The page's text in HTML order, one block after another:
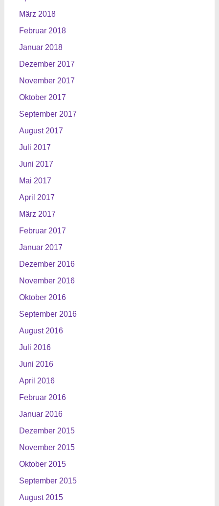
März 2018
Februar 2018
Januar 2018
Dezember 2017
November 2017
Oktober 2017
September 2017
August 2017
Juli 2017
Juni 2017
Mai 2017
April 2017
März 2017
Februar 2017
Januar 2017
Dezember 2016
November 2016
Oktober 2016
September 2016
August 2016
Juli 2016
Juni 2016
April 2016
Februar 2016
Januar 2016
Dezember 2015
November 2015
Oktober 2015
September 2015
August 2015